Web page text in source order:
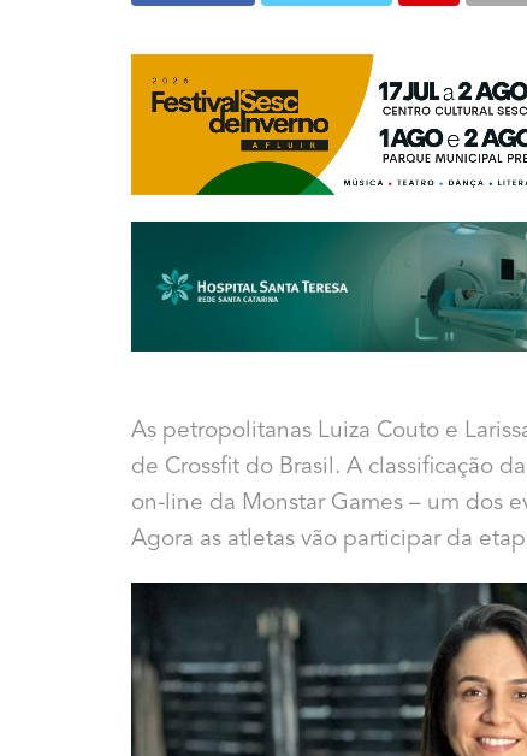
As petropolitanas Luiza Couto e
de Crossfit do Brasil. A classificação
on-line da Monstar Games – um dos
Agora as atletas vão participar da